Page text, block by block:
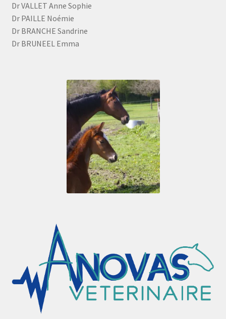
Dr VALLET Anne Sophie
Dr PAILLE Noémie
Dr BRANCHE Sandrine
Dr BRUNEEL Emma